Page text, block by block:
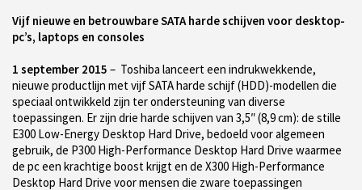
Vijf nieuwe en betrouwbare SATA harde schijven voor desktop-
pc’s, laptops en consoles
1 september 2015 – Toshiba lanceert een indrukwekkende,
nieuwe productlijn met vijf SATA harde schijf (HDD)-modellen die
speciaal ontwikkeld zijn ter ondersteuning van diverse
toepassingen. Er zijn drie harde schijven van 3,5″ (8,9 cm): de stille
E300 Low-Energy Desktop Hard Drive, bedoeld voor algemeen
gebruik, de P300 High-Performance Desktop Hard Drive waarmee
de pc een krachtige boost krijgt en de X300 High-Performance
Desktop Hard Drive voor mensen die zware toepassingen